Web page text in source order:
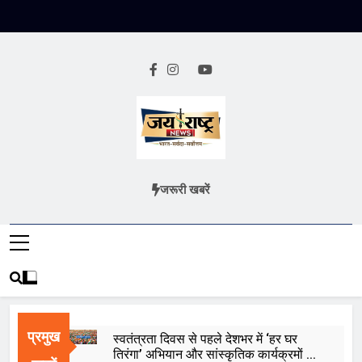
Jai Rashtra
हिंदी समाचार
जरूरी खबरें
प्रमुख
स्वतंत्रता दिवस से पहले देशभर में ‘हर घर
तिरंगा’ अभियान और सांस्कृतिक कार्यक्रमों की